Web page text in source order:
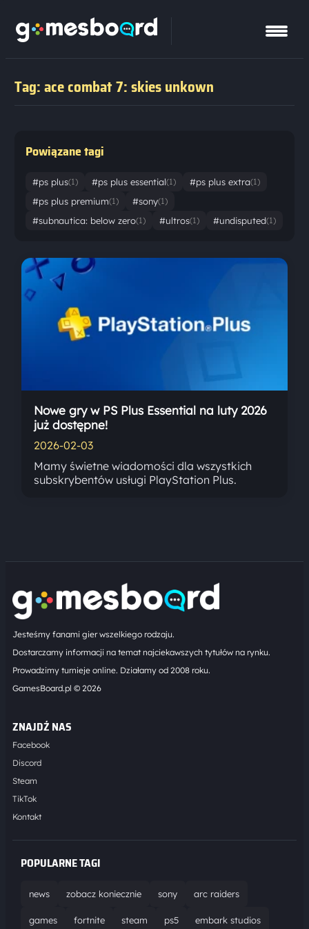
Tag: ace combat 7: skies unkown
Powiązane tagi
#ps plus(1) #ps plus essential(1) #ps plus extra(1)
#ps plus premium(1) #sony(1)
#subnautica: below zero(1) #ultros(1) #undisputed(1)
Nowe gry w PS Plus Essential na luty 2026
już dostępne!
2026-02-03
Mamy świetne wiadomości dla wszystkich
subskrybentów usługi PlayStation Plus.
Jesteśmy fanami gier wszelkiego rodzaju.
Dostarczamy informacji na temat najciekawszych tytułów na rynku.
Prowadzimy turnieje online. Działamy od 2008 roku.
GamesBoard.pl © 2026
ZNAJDŹ NAS
Facebook
Discord
Steam
TikTok
Kontakt
POPULARNE TAGI
news zobacz koniecznie sony arc raiders
games fortnite steam ps5 embark studios